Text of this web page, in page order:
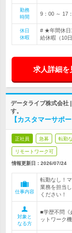
勤務
時間
9：00 ～ 17
休日
休暇
# ★年間休日
給休暇（10
求人詳細を
データライブ株式会社
す。
【カスタマーサポ
正社員 急募 転勤
リモートワーク可
情報更新日：2026/07/24
仕事内容
転勤なし！
業務を担当
ください！
対象と
なる方
■学歴不問《
ットワーク